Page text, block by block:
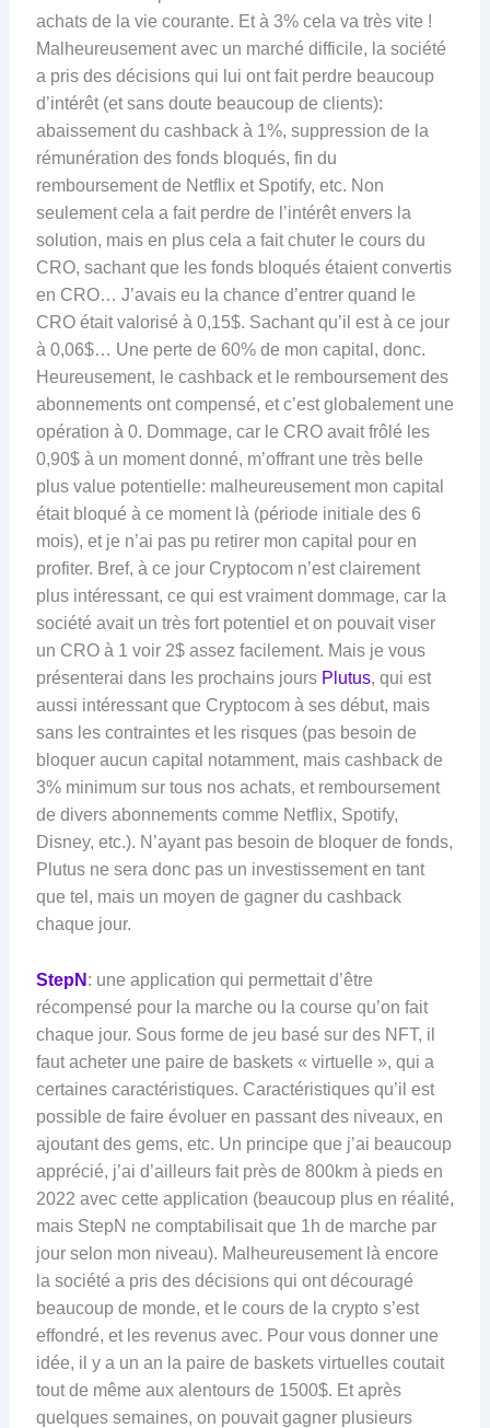
achats de la vie courante. Et à 3% cela va très vite !
Malheureusement avec un marché difficile, la société
a pris des décisions qui lui ont fait perdre beaucoup
d’intérêt (et sans doute beaucoup de clients):
abaissement du cashback à 1%, suppression de la
rémunération des fonds bloqués, fin du
remboursement de Netflix et Spotify, etc. Non
seulement cela a fait perdre de l’intérêt envers la
solution, mais en plus cela a fait chuter le cours du
CRO, sachant que les fonds bloqués étaient convertis
en CRO… J’avais eu la chance d’entrer quand le
CRO était valorisé à 0,15$. Sachant qu’il est à ce jour
à 0,06$… Une perte de 60% de mon capital, donc.
Heureusement, le cashback et le remboursement des
abonnements ont compensé, et c’est globalement une
opération à 0. Dommage, car le CRO avait frôlé les
0,90$ à un moment donné, m’offrant une très belle
plus value potentielle: malheureusement mon capital
était bloqué à ce moment là (période initiale des 6
mois), et je n’ai pas pu retirer mon capital pour en
profiter. Bref, à ce jour Cryptocom n’est clairement
plus intéressant, ce qui est vraiment dommage, car la
société avait un très fort potentiel et on pouvait viser
un CRO à 1 voir 2$ assez facilement. Mais je vous
présenterai dans les prochains jours Plutus, qui est
aussi intéressant que Cryptocom à ses début, mais
sans les contraintes et les risques (pas besoin de
bloquer aucun capital notamment, mais cashback de
3% minimum sur tous nos achats, et remboursement
de divers abonnements comme Netflix, Spotify,
Disney, etc.). N’ayant pas besoin de bloquer de fonds,
Plutus ne sera donc pas un investissement en tant
que tel, mais un moyen de gagner du cashback
chaque jour.
StepN : une application qui permettait d’être
récompensé pour la marche ou la course qu’on fait
chaque jour. Sous forme de jeu basé sur des NFT, il
faut acheter une paire de baskets « virtuelle », qui a
certaines caractéristiques. Caractéristiques qu’il est
possible de faire évoluer en passant des niveaux, en
ajoutant des gems, etc. Un principe que j’ai beaucoup
apprécié, j’ai d’ailleurs fait près de 800km à pieds en
2022 avec cette application (beaucoup plus en réalité,
mais StepN ne comptabilisait que 1h de marche par
jour selon mon niveau). Malheureusement là encore
la société a pris des décisions qui ont découragé
beaucoup de monde, et le cours de la crypto s’est
effondré, et les revenus avec. Pour vous donner une
idée, il y a un an la paire de baskets virtuelles coutait
tout de même aux alentours de 1500$. Et après
quelques semaines, on pouvait gagner plusieurs